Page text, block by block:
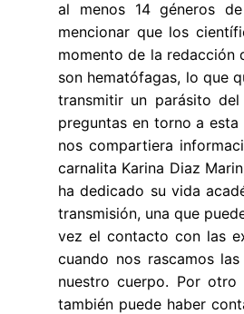
al menos 14 géneros
mencionar que los
momento de la redacción
son hematófagas, lo que
transmitir un parásito del
preguntas en torno a
nos compartiera
carnalita Karina Diaz
ha dedicado su vida
transmisión, una que
vez el contacto con las
cuando nos rascamos
nuestro cuerpo. Por
también puede haber